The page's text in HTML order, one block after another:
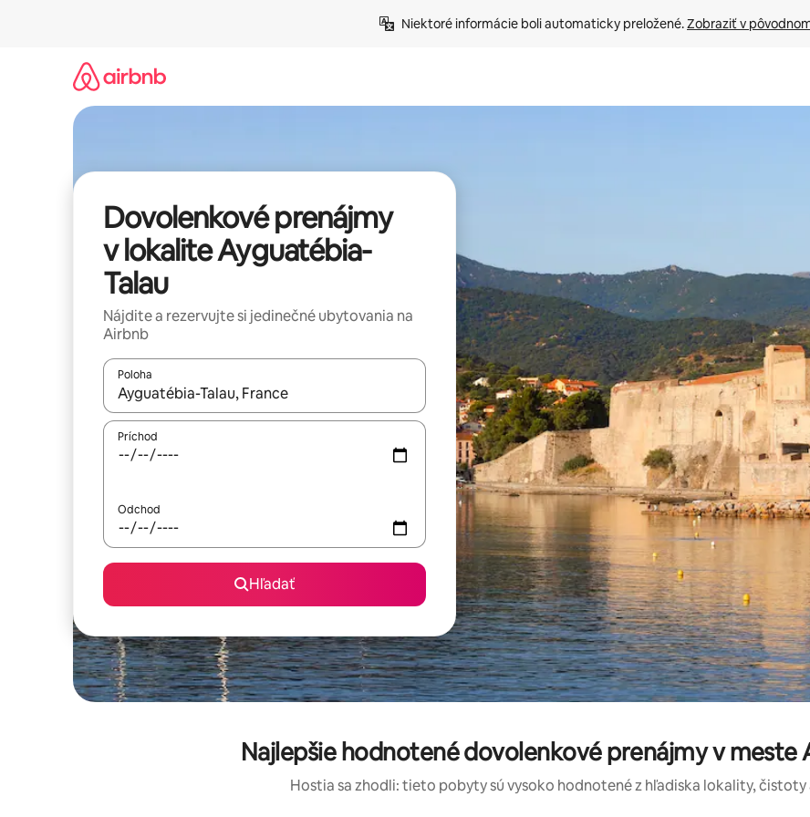
Niektoré informácie boli automaticky preložené. Zobraziť v
Dovolenkové prenájmy
v lokalite Ayguatébia-
Talau
Nájdite a rezervujte si jedinečné ubytovania na
Airbnb
Poloha
Keď budú výsledky k dispozícii, môžete si ich prechádzať pomocou klávesov so šípkami nahor a nadol alebo ich
Príchod
Odchod
Hľadať
Najlepšie hodnotené dovolenkové prenájmy v meste
Hostia sa zhodli: tieto pobyty sú vysoko hodnotené z hľadiska lokality, čistoty